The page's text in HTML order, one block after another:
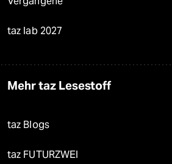
taz lab 2027
Mehr taz Lesestoff
taz Blogs
taz FUTURZWEI